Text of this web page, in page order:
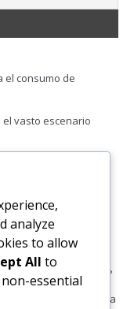
el consumo de
vasto escenario
Salud Mental
realmente un
una imagen es falsa?
la revolución científica
analyze
to allow
All to
essential